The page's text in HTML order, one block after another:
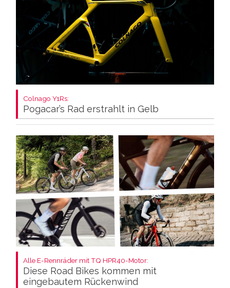
Colnago Y1Rs:
Pogacar’s Rad erstrahlt in Gelb
Alle E-Rennräder mit TQ HPR40-Motor:
Diese Road Bikes kommen mit
eingebautem Rückenwind